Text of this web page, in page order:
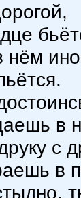
нём
в
с
в